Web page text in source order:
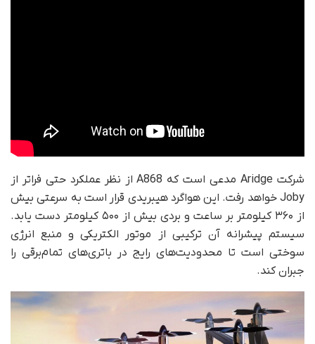
شرکت Aridge مدعی است که A868 از نظر عملکرد حتی فراتر از
Joby خواهد رفت. این هواگرد هیبریدی قرار است به سرعتی بیش
از ۳۶۰ کیلومتر بر ساعت و بردی بیش از ۵۰۰ کیلومتر دست یابد.
سیستم پیشرانه‌ آن ترکیبی از موتور الکتریکی و منبع انرژی
سوختی است تا محدودیت‌های رایج در باتری‌های تمام‌برقی را
جبران کند.